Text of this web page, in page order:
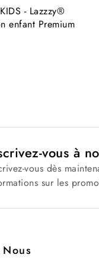
- Lazzzy®
enfant Premium
vous à
vous dès
sur les